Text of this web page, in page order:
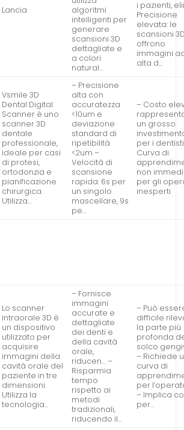
Lancia
algoritmi
intelligenti per
generare
scansioni 3D
dettagliate e
a colori
natural…
i pazienti,
Precisione
elevata: le
scansioni
offrono
immagini
alta d…
Vsmile 3D
Dental Digital
Scanner è uno
scanner 3D
dentale
professionale,
ideale per casi
di protesi,
ortodonzia e
pianificazione
chirurgica.
Utilizza…
– Precisione
alta con
accuratezza
<10um e
deviazione
standard di
ripetibilità
<2um –
Velocità di
scansione
rapida: 6s per
un singolo
mascellare, 9s
pe…
– Costo
un grosso
per i
Curva di
non
per gli
inesperti
Lo scanner
intraorale 3D è
un dispositivo
utilizzato per
acquisire
immagini della
cavità orale del
paziente in tre
dimensioni.
Utilizza la
tecnologia…
– Fornisce
immagini
accurate e
dettagliate
dei denti e
della cavità
orale,
riducen… –
Risparmia
tempo
rispetto ai
metodi
tradizionali,
riducendo il…
– Può
difficile
la parte più
profonda
solco
– Richiede
curva di
per
– Implica
per…